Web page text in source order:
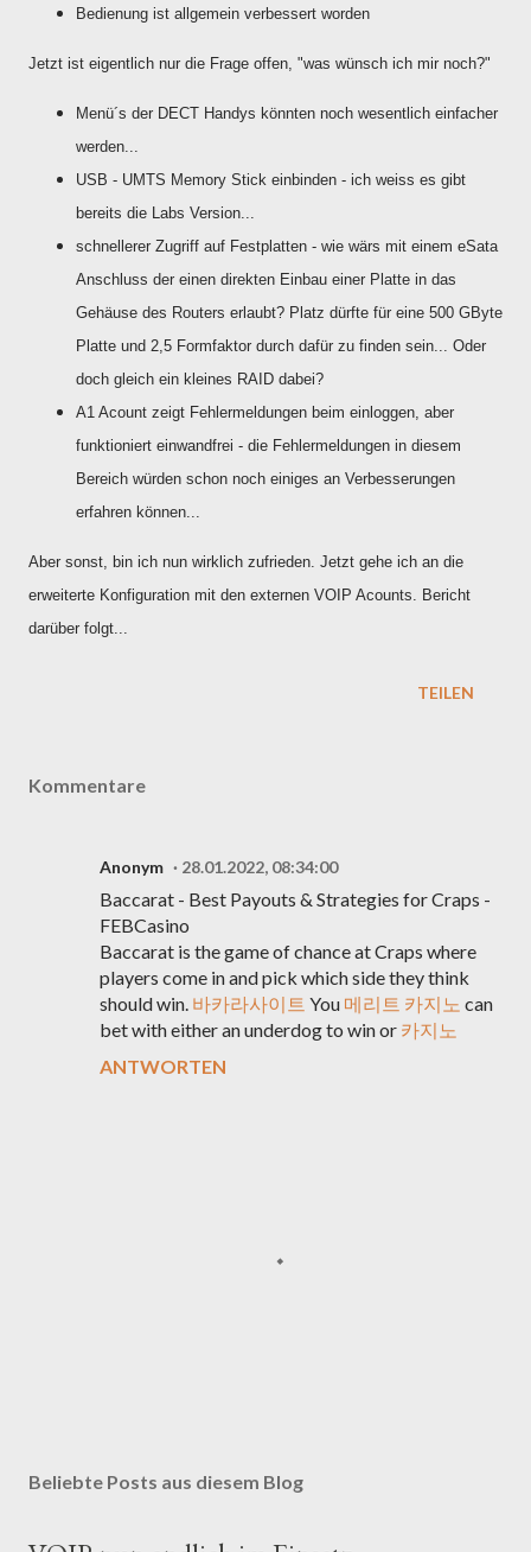
Bedienung ist allgemein verbessert worden
Jetzt ist eigentlich nur die Frage offen, "was wünsch ich mir noch?"
Menü´s der DECT Handys könnten noch wesentlich einfacher
werden...
USB - UMTS Memory Stick einbinden - ich weiss es gibt
bereits die Labs Version...
schnellerer Zugriff auf Festplatten - wie wärs mit einem eSata
Anschluss der einen direkten Einbau einer Platte in das
Gehäuse des Routers erlaubt? Platz dürfte für eine 500 GByte
Platte und 2,5 Formfaktor durch dafür zu finden sein... Oder
doch gleich ein kleines RAID dabei?
A1 Acount zeigt Fehlermeldungen beim einloggen, aber
funktioniert einwandfrei - die Fehlermeldungen in diesem
Bereich würden schon noch einiges an Verbesserungen
erfahren können...
Aber sonst, bin ich nun wirklich zufrieden. Jetzt gehe ich an die
erweiterte Konfiguration mit den externen VOIP Acounts. Bericht
darüber folgt...
TEILEN
Kommentare
Anonym 28.01.2022, 08:34:00
Baccarat - Best Payouts & Strategies for Craps -
FEBCasino
Baccarat is the game of chance at Craps where
players come in and pick which side they think
should win. 바카라사이트 You 메리트 카지노 can
bet with either an underdog to win or 카지노
ANTWORTEN
m
Beliebte Posts aus diesem Blog